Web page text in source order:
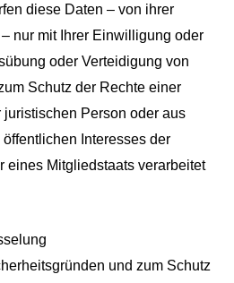
diese Daten – von ihrer
nur mit Ihrer Einwilligung oder
oder Verteidigung von
Schutz der Rechte einer
Person oder aus
Interesses der
eines Mitgliedstaats verarbeitet
und zum Schutz